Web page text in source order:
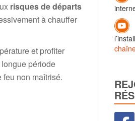
risques de départs
à chauffer
et profiter
période
feu non maîtrisé.